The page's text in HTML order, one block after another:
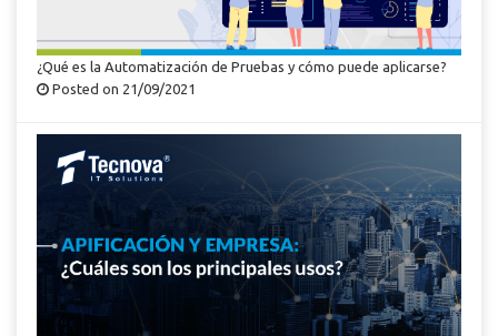
¿Qué es la Automatización de Pruebas y cómo puede aplicarse?
Posted on 21/09/2021